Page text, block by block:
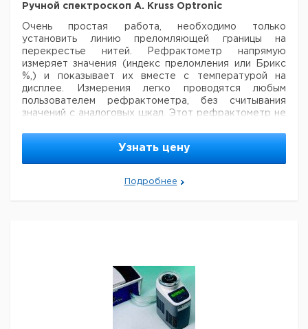
Ручной спектроскоп A. Kruss Optronic
Очень простая работа, необходимо только
установить линию преломляющей границы на
перекрестье нитей. Рефрактометр напрямую
измеряет значения (индекс преломления или Брикс
%,) и показывает их вместе с температурой на
дисплее. Измерения легко проводятся любым
пользователем рефрактометра, без считывания
значений с аналоговых шкал. Этот рефрактометр не
Рабочая
0 - 50.0°C
Адаптер переменного тока (100 -
130 x 290 x 310мм
Вес:
6.0кг
1.3000 -
1.7100 nD
0.0001 nD
Узнать цену
Подробнее